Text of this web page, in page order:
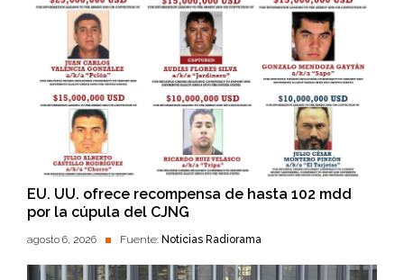
EU. UU. ofrece recompensa de hasta 102 mdd
por la cúpula del CJNG
agosto 6, 2026 Fuente: Noticias Radiorama